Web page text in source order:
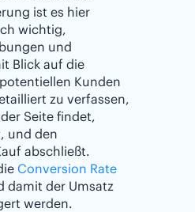
ist es hier
wichtig,
und
Blick auf die
Kunden
zu verfassen,
Seite findet,
und den
abschließt.
Conversion Rate
damit der Umsatz
werden.